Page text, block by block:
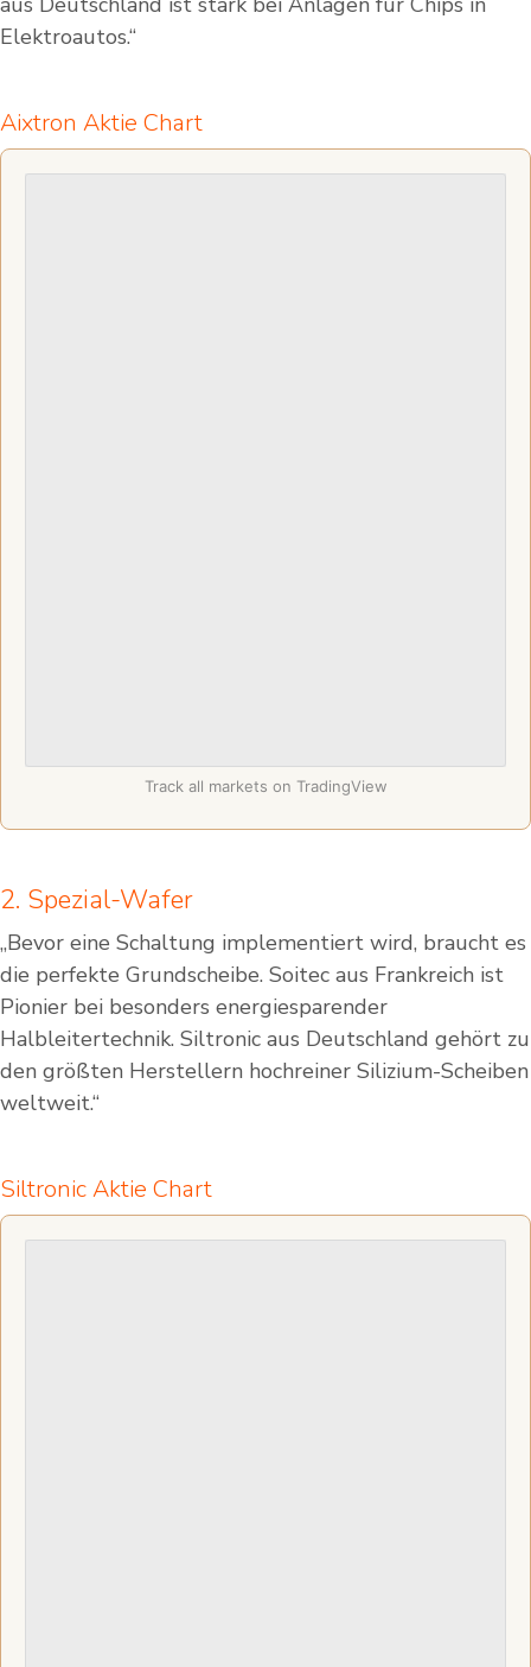
Elektroautos.“
Aixtron Aktie Chart
Track all markets on TradingView
2. Spezial-Wafer
„Bevor eine Schaltung implementiert wird, braucht es
die perfekte Grundscheibe. Soitec aus Frankreich ist
Pionier bei besonders energiesparender
Halbleitertechnik. Siltronic aus Deutschland gehört zu
den größten Herstellern hochreiner Silizium-Scheiben
weltweit.“
Siltronic Aktie Chart